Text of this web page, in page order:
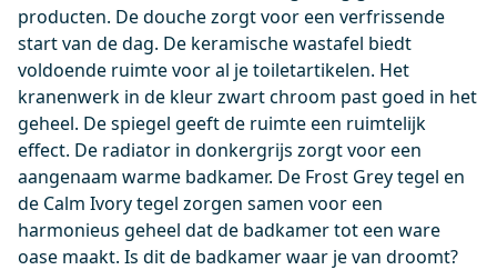
| Zwart chroom | Eéngreeps
mengkraan
Dinsdag in huis
0,-
99.000.404BC
Afvoerplug Afsluitbaar Zwart
Chroom Rond
producten. De douche zorgt voor een verfrissende
start van de dag. De keramische wastafel biedt
voldoende ruimte voor al je toiletartikelen. Het
kranenwerk in de kleur zwart chroom past goed in het
geheel. De spiegel geeft de ruimte een ruimtelijk
effect. De radiator in donkergrijs zorgt voor een
aangenaam warme badkamer. De Frost Grey tegel en
de Calm Ivory tegel zorgen samen voor een
harmonieus geheel dat de badkamer tot een ware
oase maakt. Is dit de badkamer waar je van droomt?